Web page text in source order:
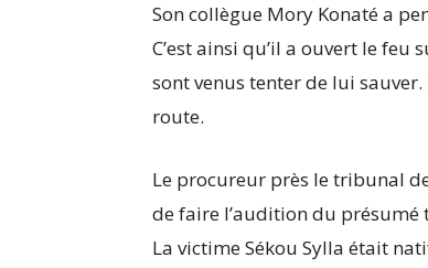
Son collègue Mory Konaté a
C’est ainsi qu’il a ouvert le
sont venus tenter de lui
route.
Le procureur près le tribunal
de faire l’audition du présumé
La victime Sékou Sylla était